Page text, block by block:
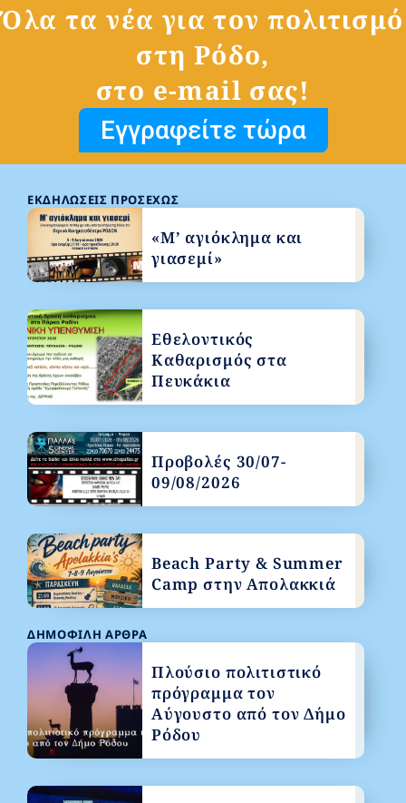
Όλα τα νέα για τον πολιτισμό
στη Ρόδο,
στο e-mail σας!
Εγγραφείτε τώρα
ΔΗΜΟΦΙΛΉ ΆΡΘΡΑ
Πλούσιο πολιτιστικό
πρόγραμμα τον
Αύγουστο από τον Δήμο
Ρόδου
ΕΚΔΗΛΏΣΕΙΣ ΠΡΟΣΕΧΏΣ
«Μ’ αγιόκλημα και
γιασεμί»
Εθελοντικός
Καθαρισμός στα
Πευκάκια
Προβολές 30/07-
09/08/2026
Beach Party & Summer
Camp στην Απολακκιά